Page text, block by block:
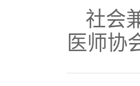
社会
医师协